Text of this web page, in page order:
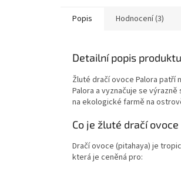
Popis Hodnocení (3)
Detailní popis produktu
Žluté dračí ovoce Palora patří
Palora a vyznačuje se
na ekologické farmě na
Co je žluté dračí
Dračí ovoce (pitahaya) je
která je ceněná pro: